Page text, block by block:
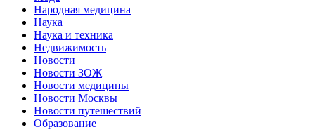
Народная медицина
Наука
Наука и техника
Недвижимость
Новости
Новости ЗОЖ
Новости медицины
Новости Москвы
Новости путешествий
Образование